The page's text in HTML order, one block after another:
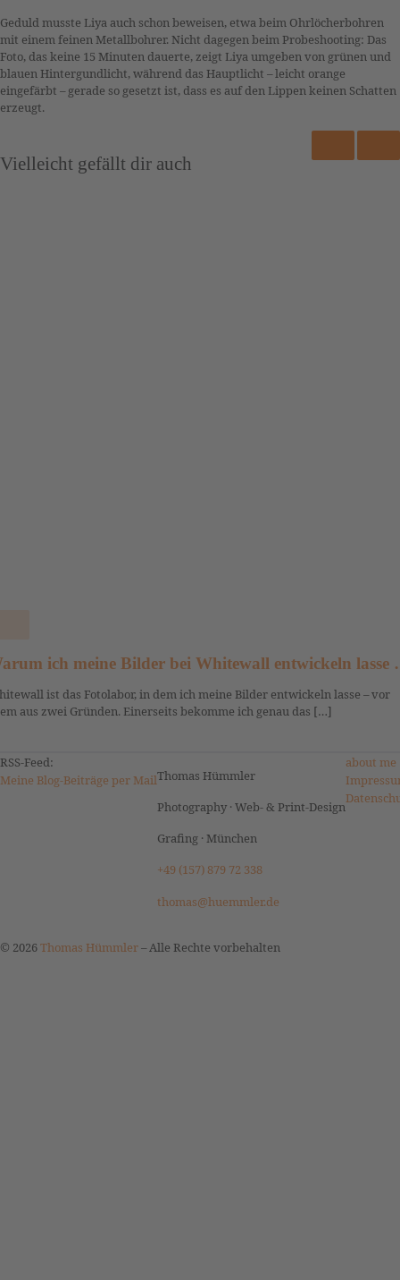
Geduld musste Liya auch schon beweisen, etwa beim Ohrlöcherbohren
mit einem feinen Metallbohrer. Nicht dagegen beim Probeshooting: Das
Foto, das keine 15 Minuten dauerte, zeigt Liya umgeben von grünen und
blauen Hintergundlicht, während das Hauptlicht – leicht orange
eingefärbt – gerade so gesetzt ist, dass es auf den Lippen keinen Schatten
erzeugt.
Vielleicht gefällt dir auch
ich meine Bilder bei Whitewall entwickeln lasse
ist das Fotolabor, in dem ich meine Bilder entwickeln lasse – vor
aus zwei Gründen. Einerseits bekomme ich genau das […]
RSS-Feed:
Meine Blog-Beiträge per MailThomas Hümmler
Photography · Web- & Print-Design
Grafing · München
+49 (157) 879 72 338
thomas@huemmler.de
about me
© 2026Thomas Hümmler–Alle Rechte vorbehalten